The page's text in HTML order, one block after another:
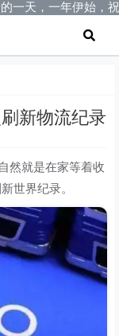
一天，一年伊始，
新物流纪录
然就是在家等着收
世界纪录。